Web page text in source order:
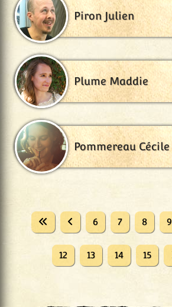
Piron Julien
Plume Maddie
Pommereau Cécile
6 7 8 9
12 13 14 15